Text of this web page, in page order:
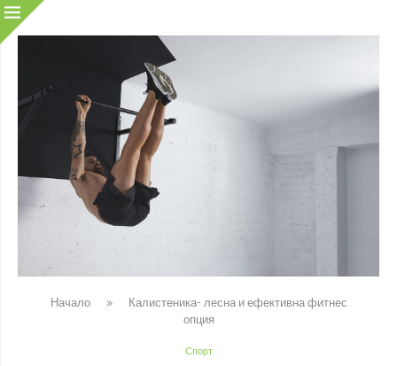
Начало »
Калистеника- лесна и ефективна фитнес
опция
Спорт